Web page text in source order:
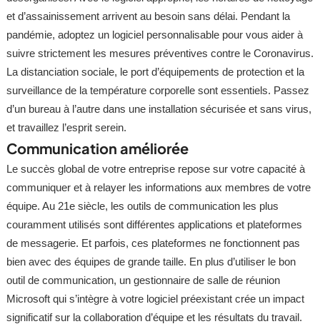
et d’assainissement arrivent au besoin sans délai. Pendant la
pandémie, adoptez un logiciel personnalisable pour vous aider à
suivre strictement les mesures préventives contre le Coronavirus.
La distanciation sociale, le port d’équipements de protection et la
surveillance de la température corporelle sont essentiels. Passez
d’un bureau à l’autre dans une installation sécurisée et sans virus,
et travaillez l’esprit serein.
Communication améliorée
Le succès global de votre entreprise repose sur votre capacité à
communiquer et à relayer les informations aux membres de votre
équipe. Au 21e siècle, les outils de communication les plus
couramment utilisés sont différentes applications et plateformes
de messagerie. Et parfois, ces plateformes ne fonctionnent pas
bien avec des équipes de grande taille. En plus d’utiliser le bon
outil de communication, un gestionnaire de salle de réunion
Microsoft qui s’intègre à votre logiciel préexistant crée un impact
significatif sur la collaboration d’équipe et les résultats du travail.